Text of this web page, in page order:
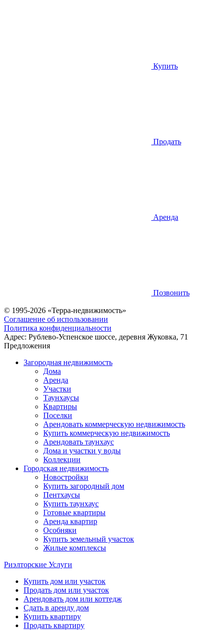
Купить
Продать
Аренда
Позвонить
© 1995-2026 «Терра-недвижимость»
Соглашение об использовании
Политика конфиденциальности
Адрес: Рублево-Успенское шоссе, деревня Жуковка, 71
Предложения
Загородная недвижимость
Дома
Аренда
Участки
Таунхаусы
Квартиры
Поселки
Арендовать коммерческую недвижимость
Купить коммерческую недвижимость
Арендовать таунхаус
Дома и участки у воды
Коллекции
Городская недвижимость
Новостройки
Купить загородный дом
Пентхаусы
Купить таунхаус
Готовые квартиры
Аренда квартир
Особняки
Купить земельный участок
Жилые комплексы
Риэлторские Услуги
Купить дом или участок
Продать дом или участок
Арендовать дом или коттедж
Сдать в аренду дом
Купить квартиру
Продать квартиру